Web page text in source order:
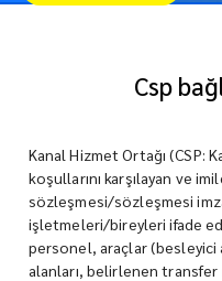
Csp
Kanal Hizmet Ortağı (CSP:
koşullarını karşılayan ve
sözleşmesi/sözleşmesi
işletmeleri/bireyleri ifade
personel, araçlar (besleyici
alanları, belirlenen
iMile Chat